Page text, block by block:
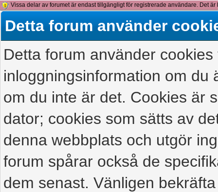
Vissa delar av forumet är endast tillgängligt för registrerade användare. Det
detta meddelande.
Detta forum använder
Detta forum använder
inloggningsinformation om du
om du inte är det. Cookies är
dator; cookies som sätts av
denna webbplats och utgör
forum spårar också de
dem senast. Vänligen